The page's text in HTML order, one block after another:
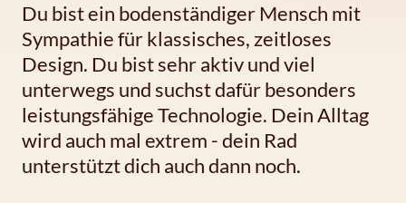
Du bist ein bodenständiger Mensch mit
Sympathie für klassisches, zeitloses
Design. Du bist sehr aktiv und viel
unterwegs und suchst dafür besonders
leistungsfähige Technologie. Dein Alltag
wird auch mal extrem - dein Rad
unterstützt dich auch dann noch.